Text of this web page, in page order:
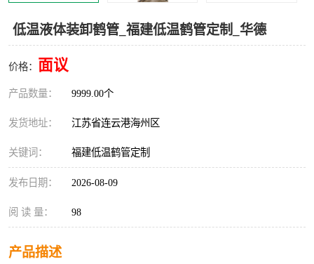
低温液体装卸鹤管_福建低温鹤管定制_华德
价格： 面议
产品数量： 9999.00个
发货地址： 江苏省连云港海州区
关键词： 福建低温鹤管定制
发布日期： 2026-08-09
阅 读 量： 98
产品描述